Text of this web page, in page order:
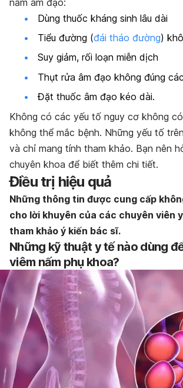
Dùng thuốc kháng sinh lâu dài
Tiểu đường (đái tháo đường)
Suy giảm, rối loạn miễn dịch
Thụt rửa âm đạo không đúng
Đặt thuốc âm đạo kéo dài.
Không có các yếu tố nguy cơ không
không thể mắc bệnh. Những yếu tố
và chỉ mang tính tham khảo. Bạn nên
chuyên khoa để biết thêm chi tiết.
Điều trị hiệu quả
Những thông tin được cung cấp
cho lời khuyên của các chuyên viên
tham khảo ý kiến bác sĩ.
Những kỹ thuật y tế nào dùng
viêm nấm phụ khoa?